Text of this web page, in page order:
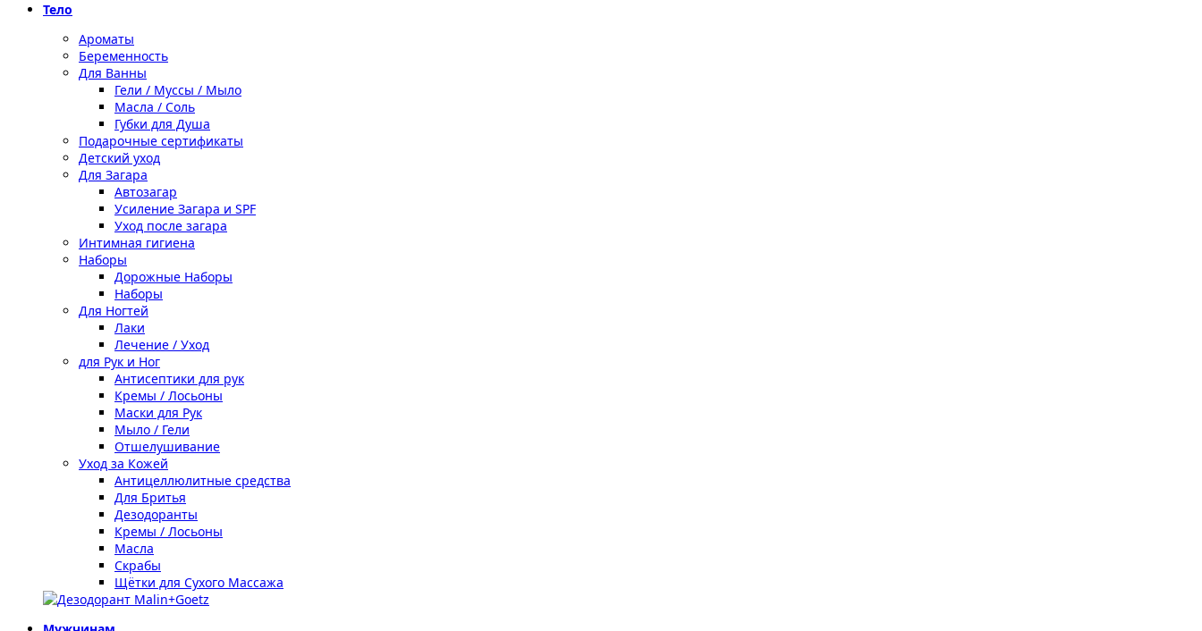
Тело
Ароматы
Беременность
Для Ванны
Гели / Муссы / Мыло
Масла / Соль
Губки для Душа
Подарочные сертификаты
Детский уход
Для Загара
Автозагар
Усиление Загара и SPF
Уход после загара
Интимная гигиена
Наборы
Дорожные Наборы
Наборы
Для Ногтей
Лаки
Лечение / Уход
для Рук и Ног
Антисептики для рук
Кремы / Лосьоны
Маски для Рук
Мыло / Гели
Отшелушивание
Уход за Кожей
Антицеллюлитные средства
Для Бритья
Дезодоранты
Кремы / Лосьоны
Масла
Скрабы
Щётки для Сухого Массажа